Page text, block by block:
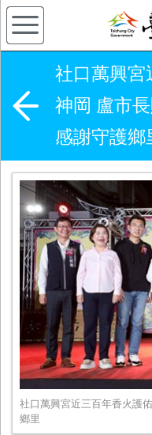
社口萬興宮
神岡 盧市
感謝守護鄉
社口萬興宮近三百年香火護
鄉里